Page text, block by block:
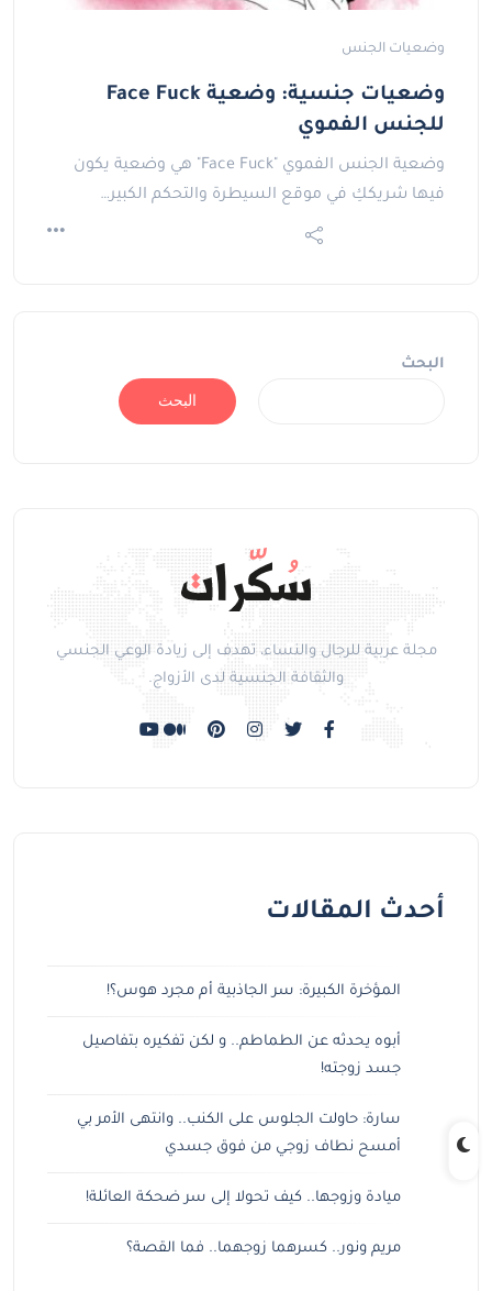
وضعيات الجنس
وضعيات جنسية: وضعية Face Fuck
للجنس الفموي
وضعية الجنس الفموي "Face Fuck" هي وضعية يكون
فيها شريككِ في موقع السيطرة والتحكم الكبير…
البحث
البحث
مجلة عربية للرجال والنساء، تهدف إلى زيادة الوعي الجنسي
والثقافة الجنسية لدى الأزواج.
أحدث المقالات
المؤخرة الكبيرة: سر الجاذبية أم مجرد هوس؟!
أبوه يحدثه عن الطماطم.. و لكن تفكيره بتفاصيل
جسد زوجته!
سارة: حاولت الجلوس على الكنب.. وانتهى الأمر بي
أمسح نطاف زوجي من فوق جسدي
ميادة وزوجها.. كيف تحولا إلى سر ضحكة العائلة!
مريم ونور.. كسرهما زوجهما.. فما القصة؟